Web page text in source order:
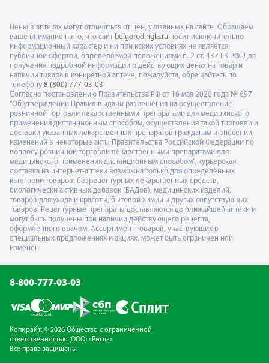
Цены в аптеках могут отличаться от цен, указанных на сайте. Обращаем
ваше внимание на то, что сайт belgorod.rigla.ru носит исключительно
информационный характер и ни при каких условиях не является
публичной офертой, определяемой положениями п. 2 ст. 437 ГК РФ. Для
получения подробной информации о действующих ценах на товар и
наличии товара в конкретной аптеке, пожалуйста, обращайтесь по
телефону 8 (800) 777-03-03
Согласно постановлению Правительства РФ от 16 мая 2020 года № 697
"Об утверждении Правил выдачи разрешения на осуществление
розничной торговли лекарственными препаратами для медицинского
применения дистанционным способом, осуществления такой торговли и
доставки указанных лекарственных препаратов гражданам и внесении
изменений в некоторые акты Правительства Российской Федерации по
вопросу розничной торговли лекарственными препаратами для
медицинского применения дистанционным способом", курьерская
доставка из интернет-аптеки возможна только для определённых
категорий товаров: безрецептурных лекарственных средств,
биологически активных добавок (БАДов), медицинских изделий,
товаров для ухода и красоты, бытовой химии и других сопутствующих
товаров. Рецептурные препараты доставляются до ближайшей аптеки и
могут быть получены при наличии действующего рецепта,
оформленного врачом. Ассортимент товаров, участвующих в
специальных предложениях и акциях, может быть ограничен или
изменен
8-800-777-03-03
Копирайт: © 2026 Общество с ограниченной
ответственностью (ООО) «Ригла»
Все права защищены